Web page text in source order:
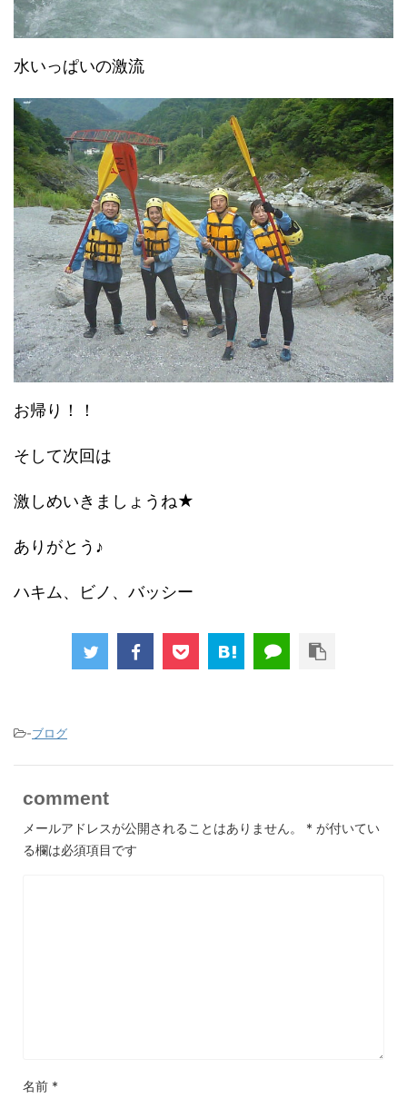
水いっぱいの激流
お帰り！！
そして次回は
激しめいきましょうね★
ありがとう♪
ハキム、ビノ、バッシー
-ブログ
comment
メールアドレスが公開されることはありません。 * が付いてい
る欄は必須項目です
名前 *